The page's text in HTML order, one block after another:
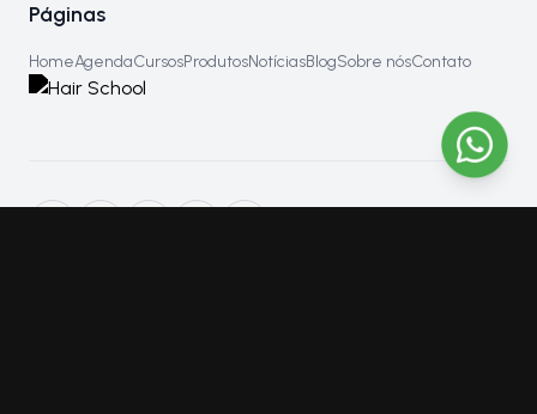
Páginas
HomeAgendaCursosProdutosNotíciasBlogSobre nósContato